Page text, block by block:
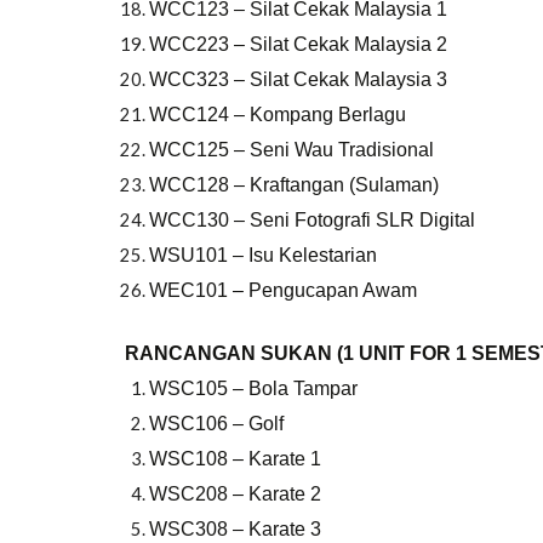
WCC123 – Silat Cekak Malaysia 1
WCC223 – Silat Cekak Malaysia 2
WCC323 – Silat Cekak Malaysia 3
WCC124 – Kompang Berlagu
WCC125 – Seni Wau Tradisional
WCC128 – Kraftangan (Sulaman)
WCC130 – Seni Fotografi SLR Digital
WSU101 – Isu Kelestarian
WEC101 – Pengucapan Awam
RANCANGAN SUKAN (1 UNIT FOR 1
WSC105 – Bola Tampar
WSC106 – Golf
WSC108 – Karate 1
WSC208 – Karate 2
WSC308 – Karate 3